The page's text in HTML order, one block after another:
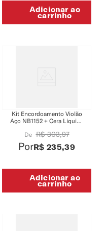
Adicionar ao
carrinho
Kit Encordoamento Violão
Aço NB1152 + Cera Liquida
PW-PL-01
De R$ 303,97
PorR$ 235,39
Adicionar ao
carrinho